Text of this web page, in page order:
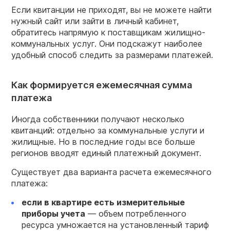
Если квитанции не приходят, вы не можете найти
нужный сайт или зайти в личный кабинет,
обратитесь напрямую к поставщикам жилищно-
коммунальных услуг. Они подскажут наиболее
удобный способ следить за размерами платежей.
Как формируется ежемесячная сумма
платежа
Иногда собственники получают несколько
квитанций: отдельно за коммунальные услуги и
жилищные. Но в последние годы все больше
регионов вводят единый платежный документ.
Существует два варианта расчета ежемесячного
платежа:
если в квартире есть измерительные
приборы учета — объем потребленного
ресурса умножается на установленный тариф